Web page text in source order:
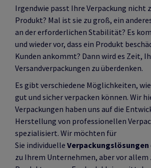
Irgendwie passt Ihre Verpackung nicht
Produkt? Mal ist sie zu groß, ein
an der erforderlichen Stabilität? Es
und wieder vor, dass ein Produkt
Kunden ankommt? Dann wird es Zeit,
Versandverpackungen zu überdenken.
Es gibt verschiedene Möglichkeiten,
gut und sicher verpacken können. Wir
Verpackungen haben uns auf die
Herstellung von professionellen
spezialisiert. Wir möchten für
Sie individuelle Verpackungslösungen
zu Ihrem Unternehmen, aber vor allem